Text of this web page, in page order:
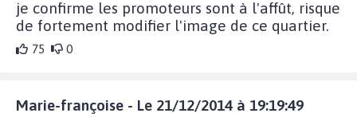
je confirme les promoteurs sont à l'affût, risque
de fortement modifier l'image de ce quartier.
75 0
Marie-françoise - Le 21/12/2014 à 19:19:49